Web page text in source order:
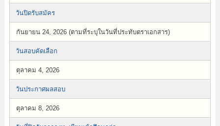
วันปิดรับสมัคร
กันยายน 24, 2026 (ตามที่ระบุในวันที่ประทับตราเอกสาร)
วันสอบคัดเลือก
ตุลาคม 4, 2026
วันประกาศผลสอบ
ตุลาคม 8, 2026